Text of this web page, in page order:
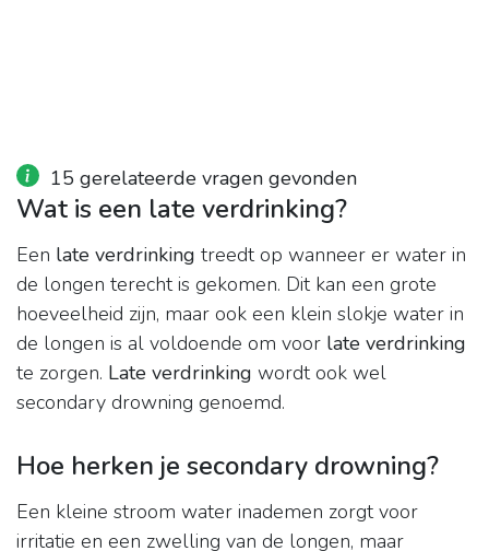
15 gerelateerde vragen gevonden
Wat is een late verdrinking?
Een late verdrinking treedt op wanneer er water in
de longen terecht is gekomen. Dit kan een grote
hoeveelheid zijn, maar ook een klein slokje water in
de longen is al voldoende om voor late verdrinking
te zorgen. Late verdrinking wordt ook wel
secondary drowning genoemd.
Hoe herken je secondary drowning?
Een kleine stroom water inademen zorgt voor
irritatie en een zwelling van de longen, maar